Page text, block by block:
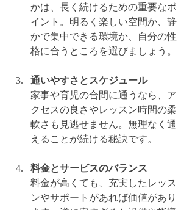
かは、長く続けるための重要なポ
イント。明るく楽しい空間か、静
かで集中できる環境か、自分の性
格に合うところを選びましょう。
通いやすさとスケジュール
家事や育児の合間に通うなら、ア
クセスの良さやレッスン時間の柔
軟さも見逃せません。無理なく通
えることが続ける秘訣です。
料金とサービスのバランス
料金が高くても、充実したレッス
ンやサポートがあれば価値があり